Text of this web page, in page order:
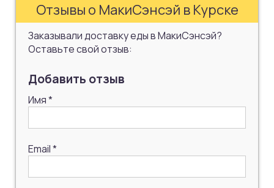
Отзывы о МакиСэнсэй в Курске
Заказывали доставку еды в МакиСэнсэй?
Оставьте свой отзыв:
Добавить отзыв
Имя*
Email*